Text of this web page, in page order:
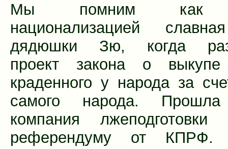
Мы помним как
национализацией
дядюшки Зю, когда
проект закона о выкупе
краденного у народа за
самого народа.
компания
референдуму от КПРФ.